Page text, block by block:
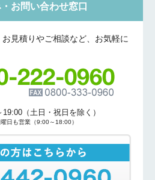
お問い合わせ窓口
見積りやご相談など、お気軽に
（土日・祝日を除く）
日も営業（9:00～18:00）
工事お見積り依頼